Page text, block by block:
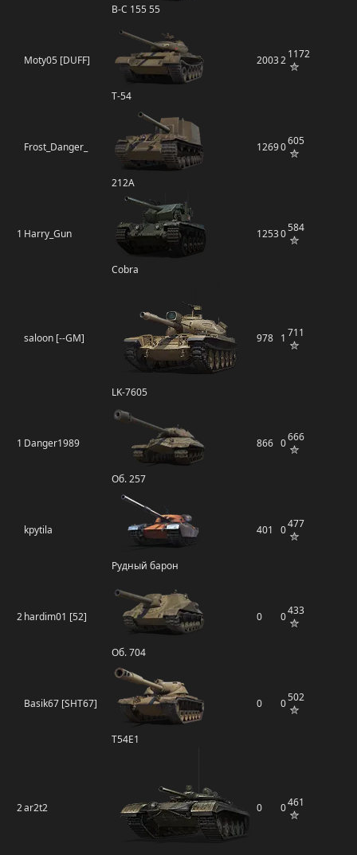
B-C 155 55
Moty05 [DUFF]
Т-54
200321172
Frost_Danger_
212А
12690605
1 Harry_Gun
Cobra
12530584
saloon [--GM]
LK-7605
978 1 711
1 Danger1989
Об. 257
866 0666
kpytila
Рудный барон
401 0477
2hardim01 [52]
Об. 704
0 0433
Basik67 [SHT67]
T54E1
0 0502
2ar2t2 0 0461